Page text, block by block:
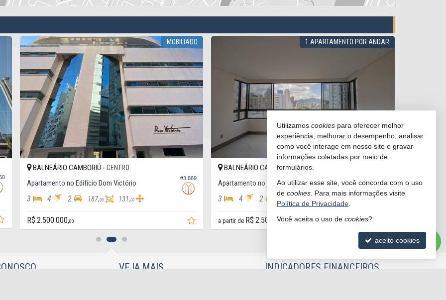
#1.132
BALNEÁRIO CAMBORIÚ -CENTRO
Apartamento no Edifício Dresden, Mobiliado
3 3 2 185,94 112,32
a partir de R$ 2.565.000,
MOBILIADO
BALNEÁRIO CAMBORIÚ -CENTRO
Apartamento no Edifício Costa Atlântica
3 4 2 223, 129,
R$ 2.580.000, 00
VEJA MAIS INDICADORES FINANCEIROS
2
Utilizamos cookies para oferecer melhor
experiência, melhorar o desempenho, analisar
como você interage em nosso site e gravar
informações coletadas por meio de
formulários.
Ao utilizar esse site, você concorda com o uso
de cookies . Para mais informações visite
Política de Privacidade
Você aceita o uso de cookies?
aceito cookies